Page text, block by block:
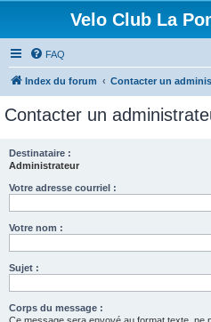
Velo Club La
FAQ
Index du forum Contacter un
Contacter un
Destinataire :
Administrateur
Votre adresse courriel :
Votre nom :
Sujet :
Corps du message :